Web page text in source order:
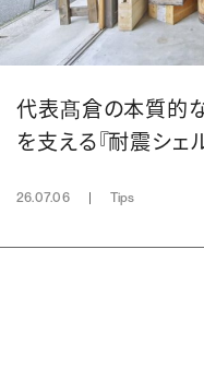
代表髙倉の本質的
を支える『耐震シェ
26.07.06 Tips